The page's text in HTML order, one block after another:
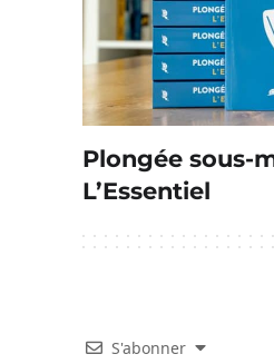
Plongée sous-
L’Essentiel
S'abonner